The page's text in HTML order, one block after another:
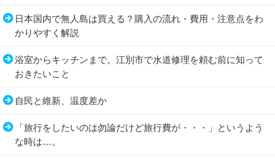
日本国内で無人島は買える？購入の流れ・費用・注意点をわ
かりやすく解説
浴室からキッチンまで。江別市で水道修理を頼む前に知って
おきたいこと
自民と維新、温度差か
「旅行をしたいのは勿論だけど旅行費が・・・」というよう
な時は…。